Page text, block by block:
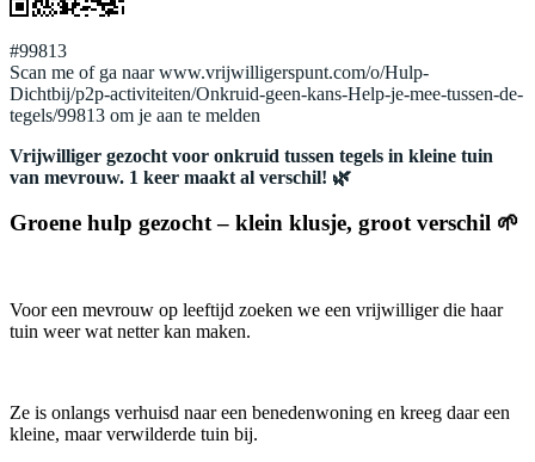
#99813
Scan me of ga naar www.vrijwilligerspunt.com/o/Hulp-
Dichtbij/p2p-activiteiten/Onkruid-geen-kans-Help-je-mee-tussen-de-
tegels/99813 om je aan te melden
Vrijwilliger gezocht voor onkruid tussen tegels in kleine tuin
van mevrouw. 1 keer maakt al verschil! 🌿
Groene hulp gezocht – klein klusje, groot verschil 🌱
Voor een mevrouw op leeftijd zoeken we een vrijwilliger die haar
tuin weer wat netter kan maken.
Ze is onlangs verhuisd naar een benedenwoning en kreeg daar een
kleine, maar verwilderde tuin bij.